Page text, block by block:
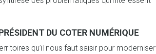
DU COTER NUMÉRIQUE
qu’il nous faut saisir pour moderniser